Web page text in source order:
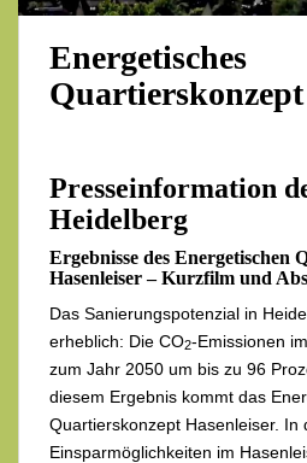
Energetisches
Quartierskonzept
Presseinformation
Heidelberg
Ergebnisse des Energetischen
Hasenleiser – Kurzfilm und
Das Sanierungspotenzial in
erheblich: Die CO2-Emissionen
zum Jahr 2050 um bis zu 96
diesem Ergebnis kommt das
Quartierskonzept Hasenleiser. In
Einsparmöglichkeiten im